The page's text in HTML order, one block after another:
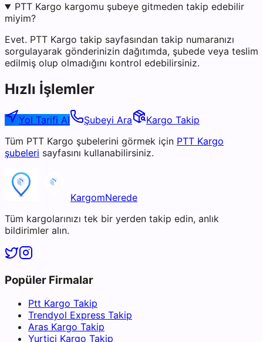
PTT Kargo kargomu şubeye gitmeden takip edebilir
miyim?
Evet. PTT Kargo takip sayfasından takip numaranızı
sorgulayarak gönderinizin dağıtımda, şubede veya teslim
edilmiş olup olmadığını kontrol edebilirsiniz.
Hızlı İşlemler
Yol Tarifi Al Şubeyi Ara
Kargo Takip
Tüm PTT Kargo şubelerini görmek için PTT Kargo
şubeleri sayfasını kullanabilirsiniz.
KargomNerede
Tüm kargolarınızı tek bir yerden takip edin, anlık
bildirimler alın.
Popüler Firmalar
Ptt Kargo Takip
Trendyol Express Takip
Aras Kargo Takip
Yurtiçi Kargo Takip